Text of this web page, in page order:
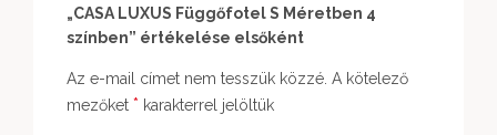
„CASA LUXUS Függőfotel S Méretben 4
színben” értékelése elsőként
Az e-mail címet nem tesszük közzé. A kötelező
mezőket * karakterrel jelöltük